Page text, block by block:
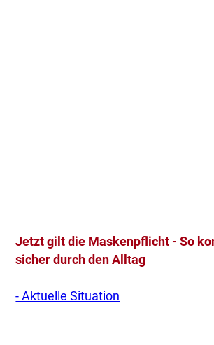
Jetzt gilt die Maskenpflicht - So
sicher durch den Alltag
- Aktuelle Situation